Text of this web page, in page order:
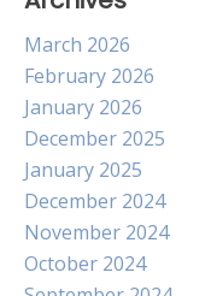
March 2026
February 2026
January 2026
December 2025
January 2025
December 2024
November 2024
October 2024